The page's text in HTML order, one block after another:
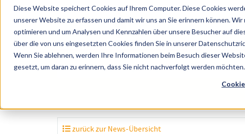
Diese Website speichert Cookies auf Ihrem Computer. Diese Cookies
unserer Website zu erfassen und damit wir uns an Sie erinnern können.
optimieren und um Analysen und Kennzahlen über unsere Besucher auf
über die von uns eingesetzten Cookies finden Sie in unserer
Wenn Sie ablehnen, werden Ihre Informationen beim Besuch dieser
gesetzt, um daran zu erinnern, dass Sie nicht nachverfolgt werden möchten.
zurück zur News-Übersicht
Künstler, Zelte, Bands, Catering, ...